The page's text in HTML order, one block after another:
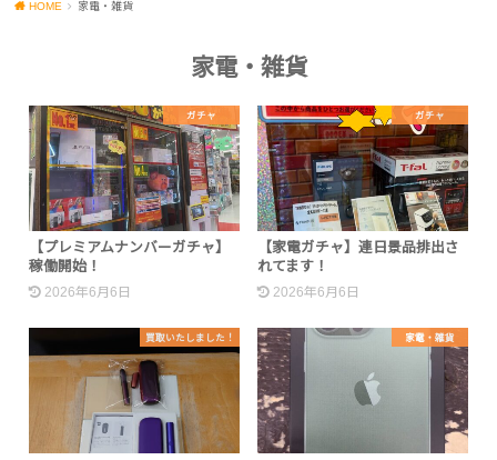
HOME 家電・雑貨
家電・雑貨
ガチャ
【プレミアムナンバーガチャ】
稼働開始！
2026年6月6日
ガチャ
【家電ガチャ】連日景品排出さ
れてます！
2026年6月6日
買取いたしました！ 家電・雑貨